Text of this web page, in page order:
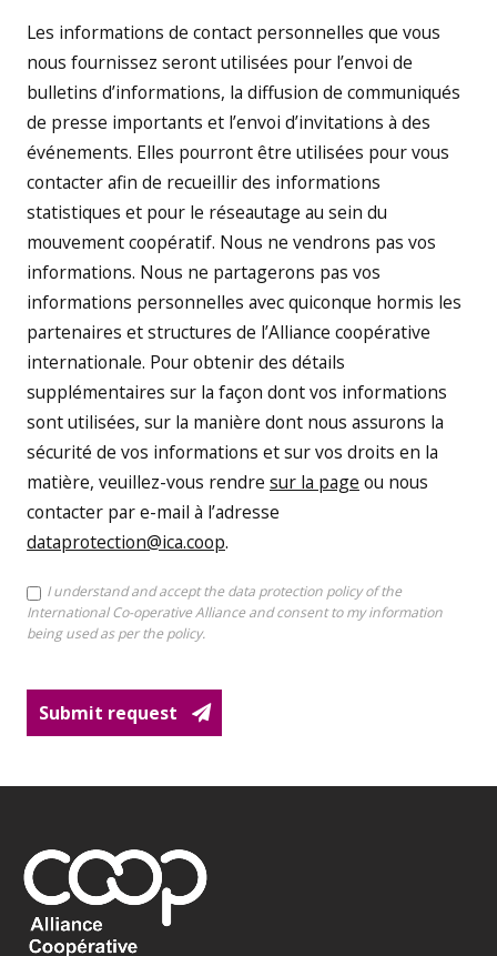
Les informations de contact personnelles que vous
nous fournissez seront utilisées pour l’envoi de
bulletins d’informations, la diffusion de communiqués
de presse importants et l’envoi d’invitations à des
événements. Elles pourront être utilisées pour vous
contacter afin de recueillir des informations
statistiques et pour le réseautage au sein du
mouvement coopératif. Nous ne vendrons pas vos
informations. Nous ne partagerons pas vos
informations personnelles avec quiconque hormis les
partenaires et structures de l’Alliance coopérative
internationale. Pour obtenir des détails
supplémentaires sur la façon dont vos informations
sont utilisées, sur la manière dont nous assurons la
sécurité de vos informations et sur vos droits en la
matière, veuillez-vous rendre sur la page ou nous
contacter par e-mail à l’adresse
dataprotection@ica.coop.
TERMS
AND
CONDITIONS
I understand and accept the data protection policy of the
International Co-operative Alliance and consent to my information
being used as per the policy.
Submit request